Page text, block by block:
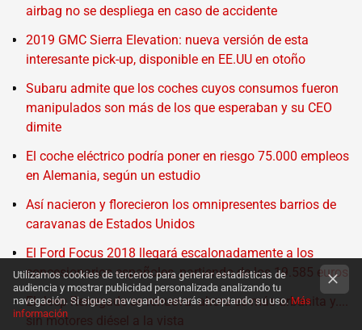
airbag no se despliega en caso de accidente
2019 GMC Sierra Elevation: nueva versión de esta
interesante pick-up, disponible en EE.UU en otoño
Subaru admite que los coches cuyos consumos fueron
manipulados son más de los que esperaban y su CEO
dimite
El coche eléctrico podría poner en riesgo 75.000 empleos
en Alemania, según un estudio
Así nacieron y florecieron los omnipresentes barrios de
caravanas de Estados Unidos
El Ford Focus 2018 llegará escalonadamente a los
concesionarios españoles, partiendo de los 19.585 euros
El Jeep Renegade se renueva: ahora es más urbanita y....
sin motores diésel a la vista
Utilizamos cookies de terceros para generar estadísticas de
audiencia y mostrar publicidad personalizada analizando tu
navegación. Si sigues navegando estarás aceptando su uso.Más
información